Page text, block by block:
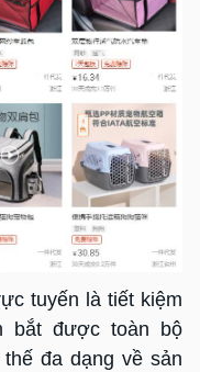
tuyến là tiết kiệm
bắt được toàn bộ
đa dạng về sản